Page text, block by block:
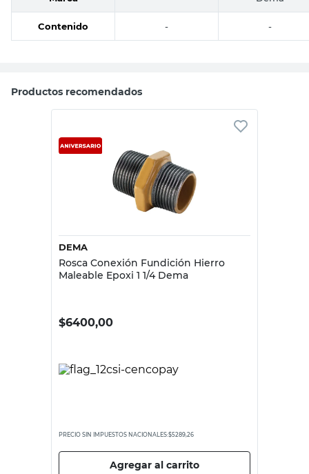
Contenido - -
Productos recomendados
DEMA
Rosca Conexión Fundición Hierro
Maleable Epoxi 1 1/4 Dema
$6400,00
PRECIO SIN IMPUESTOS NACIONALES:$5289,26
Agregar al carrito